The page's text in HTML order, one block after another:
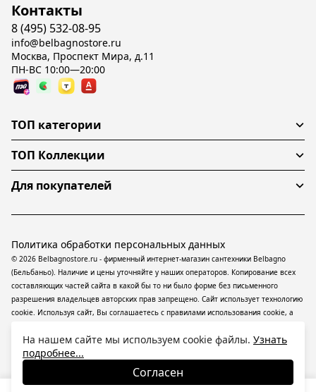
Контакты
8 (495) 532-08-95
info@belbagnostore.ru
Москва, Проспект Мира, д.11
ПН-ВС 10:00—20:00
ТОП категории
ТОП Коллекции
Для покупателей
© 2026 Belbagnostore.ru - фирменный интернет-магазин сантехники Belbagno
(Бельбаньо). Наличие и цены уточняйте у наших операторов. Копирование всех
составляющих частей сайта в какой бы то ни было форме без письменного
разрешения владельцев авторских прав запрещено. Сайт использует технологию
cookie. Используя сайт, Вы соглашаетесь с правилами использования cookie, а
ресурсе применяютсярекомендательные технологии(информационные
технологии предоставления информации на основе сбора, систематизации и
анализа сведений, относящихся к предпочтениям пользователей сети
«Интернет», находящихся на территории Российской Федерации).
Политика обработки персональных данных
На нашем сайте мы используем cookie файлы. Узнать
подробнее...
Согласен